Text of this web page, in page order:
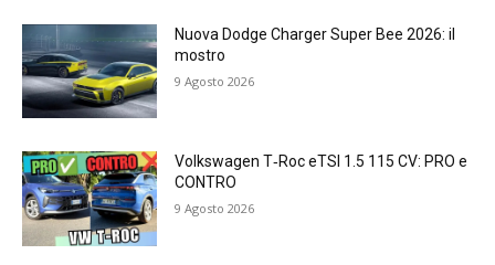
Nuova Dodge Charger Super Bee 2026: il
mostro
9 Agosto 2026
Volkswagen T‑Roc eTSI 1.5 115 CV: PRO e
CONTRO
9 Agosto 2026